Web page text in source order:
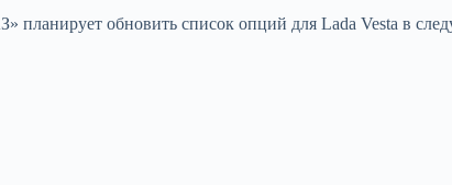
планирует обновить список опций для Lada Vesta в